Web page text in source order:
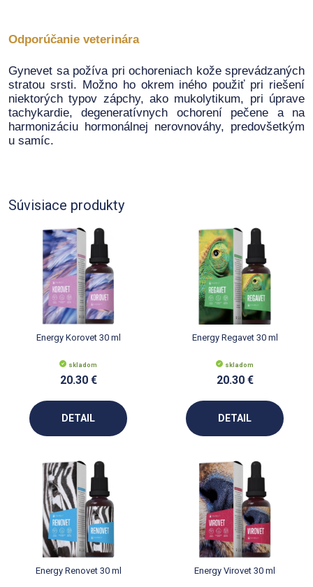
Odporúčanie veterinára
Gynevet sa požíva pri ochoreniach kože sprevádzaných
stratou srsti. Možno ho okrem iného použiť pri riešení
niektorých typov zápchy, ako mukolytikum, pri úprave
tachykardie, degeneratívnych ochorení pečene a na
harmonizáciu hormonálnej nerovnováhy, predovšetkým
u samíc.
Súvisiace produkty
Energy Korovet 30 ml
skladom
20.30 €
DETAIL
Energy Regavet 30 ml
skladom
20.30 €
DETAIL
Energy Renovet 30 ml Energy Virovet 30 ml